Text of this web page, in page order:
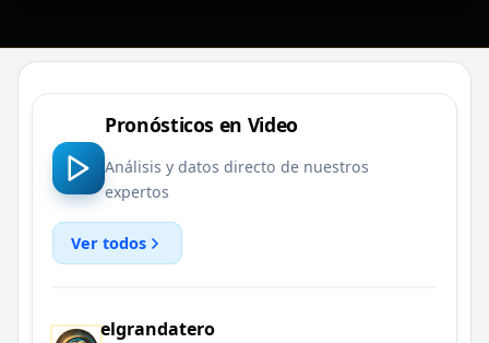
Pronósticos en Video
Análisis y datos directo de nuestros
expertos
Ver todos
elgrandatero